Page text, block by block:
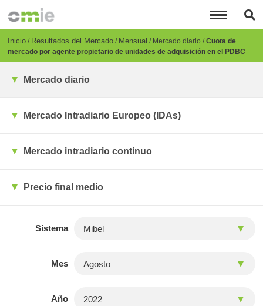
principal
Breadcrumb
Inicio Resultados del Mercado Mensual Mercado diario Cuota de
mercado por agente propietario de unidades de adquisición en el PDBC
Mercado diario
Mercado Intradiario Europeo (IDAs)
Mercado intradiario continuo
Precio final medio
Sistema
Mes
Año